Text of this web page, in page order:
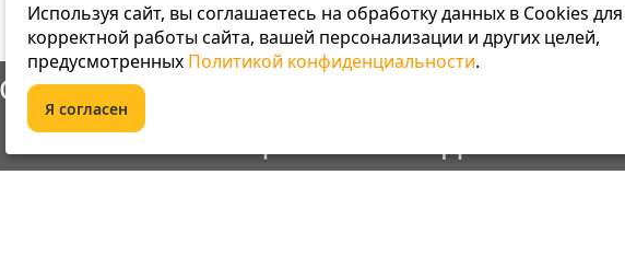
21 ИЮЛЯ МАГАЗИН БУДЕТ РАБОТАТЬ ПО
ИНФОРМАЦИЯ О ПЕРЕЕЗДЕ ПО
Используя сайт, вы соглашаетесь на обработку данных в Cookies для
корректной работы сайта, вашей персонализации и других целей,
предусмотренных Политикой конфиденциальности.
Я согласен